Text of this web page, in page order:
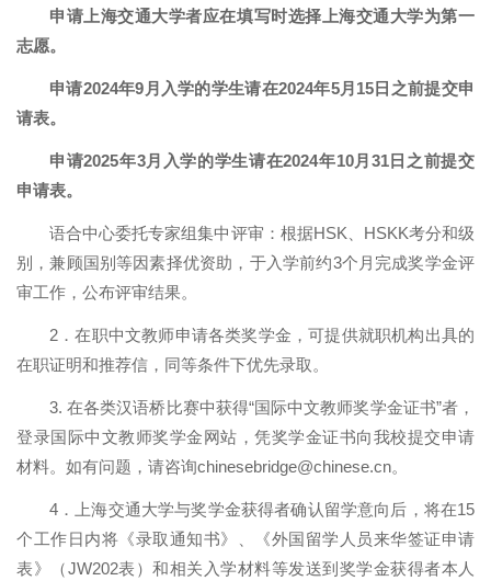
申请上海交通大学者应在填写时选择上海交通大学为第一
志愿。
申请2024年9 月入学的学生请在2024年5月 15 日之前提交申
请表。
申请2025年3月入学的学生请在2024年10月 31日之前提交
申请表。
语合中心委托专家组集中评审：根据HSK HSKK考分和级
别，兼顾国别等因素择优资助，于入学前约3个月完成奖学金评
审工作，公布评审结果。
2 ．在职中文教师申请各类奖学金，可提供就职机构出具的
在职证明和推荐信，同等条件下优先录取。
3.在各类汉语桥比赛中获得“国际中文教师奖学金证书”者，
登录国际中文教师奖学金网站，凭奖学金证书向我校提交申请
材料。如有问题，请咨询chinesebridge@chinese.cn。
4 ．上海交通大学与奖学金获得者确认留学意向后，将在15
个工作日内将《录取通知书》、《外国留学人员来华签证申请
表》（JW202表）和相关入学材料等发送到奖学金获得者本人